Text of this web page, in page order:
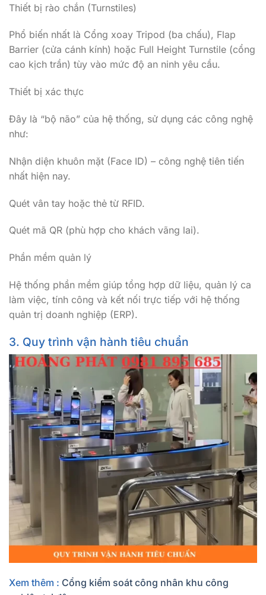
Thiết bị rào chắn (Turnstiles)
Phổ biến nhất là Cổng xoay Tripod (ba chấu), Flap
Barrier (cửa cánh kính) hoặc Full Height Turnstile (cổng
cao kịch trần) tùy vào mức độ an ninh yêu cầu.
Thiết bị xác thực
Đây là “bộ não” của hệ thống, sử dụng các công nghệ
như:
Nhận diện khuôn mặt (Face ID) – công nghệ tiên tiến
nhất hiện nay.
Quét vân tay hoặc thẻ từ RFID.
Quét mã QR (phù hợp cho khách vãng lai).
Phần mềm quản lý
Hệ thống phần mềm giúp tổng hợp dữ liệu, quản lý ca
làm việc, tính công và kết nối trực tiếp với hệ thống
quản trị doanh nghiệp (ERP).
3. Quy trình vận hành tiêu chuẩn
Xem thêm : Cổng kiểm soát công nhân khu công